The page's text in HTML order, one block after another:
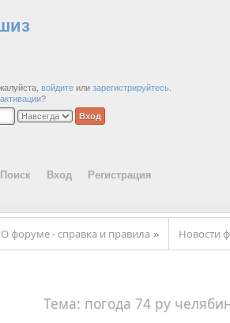
войдите или зарегистрируйтесь
?
Поиск Вход Регистрация
О форуме - справка и правила » Новости
Тема: погода 74 ру